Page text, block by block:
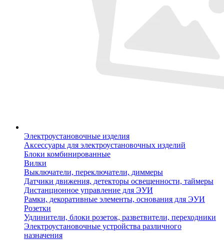
Электроустановочные изделия
Аксессуары для электроустановочных изделий
Блоки комбинированные
Вилки
Выключатели, переключатели, диммеры
Датчики движения, детекторы освещенности, таймеры
Дистанционное управление для ЭУИ
Рамки, декоративные элементы, основания для ЭУИ
Розетки
Удлинители, блоки розеток, разветвители, переходники
Электроустановочные устройства различного
назначения